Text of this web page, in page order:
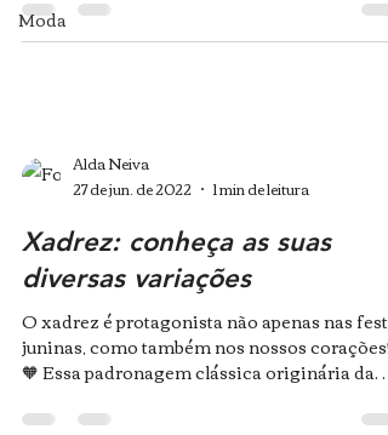
Moda
Alda Neiva
27 de jun. de 2022
1 min de leitura
Xadrez: conheça as suas
diversas variações
O xadrez é protagonista não apenas nas
juninas, como também nos nossos corações!
🧡 Essa padronagem clássica originária da